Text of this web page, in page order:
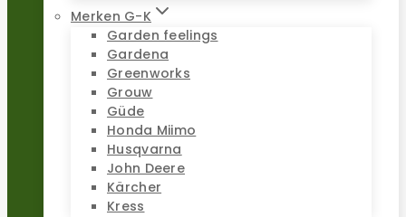
Merken G-K
Garden feelings
Gardena
Greenworks
Grouw
Güde
Honda Miimo
Husqvarna
John Deere
Kärcher
Kress